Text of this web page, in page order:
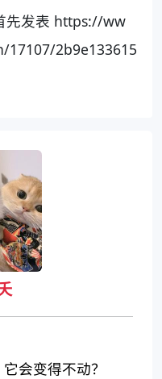
先发表 https://ww
2b9e133615
会变得不动？